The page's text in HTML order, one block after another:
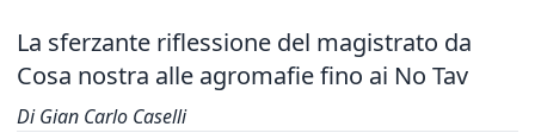
La sferzante riflessione del magistrato da
Cosa nostra alle agromafie fino ai No Tav
Di Gian Carlo Caselli